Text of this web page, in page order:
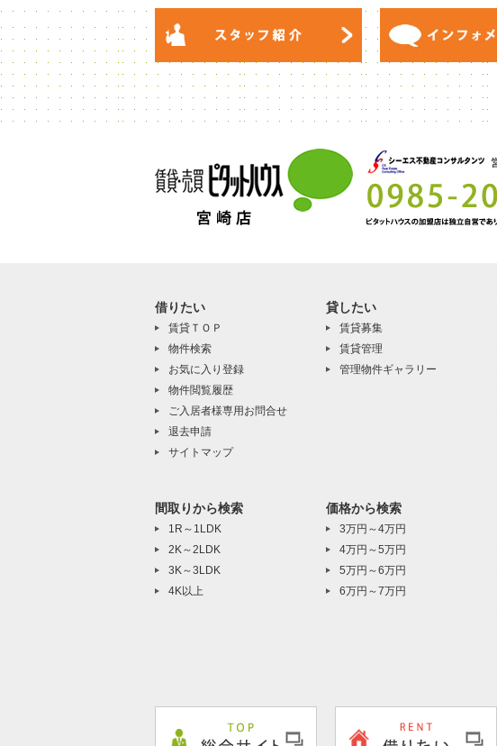
借りたい
賃貸ＴＯＰ
物件検索
お気に入り登録
物件閲覧履歴
ご入居者様専用お問合せ
退去申請
サイトマップ
貸したい
賃貸募集
賃貸管理
管理物件ギャラリー
間取りから検索
1R～1LDK
2K～2LDK
3K～3LDK
4K以上
価格から検索
3万円～4万円
4万円～5万円
5万円～6万円
6万円～7万円